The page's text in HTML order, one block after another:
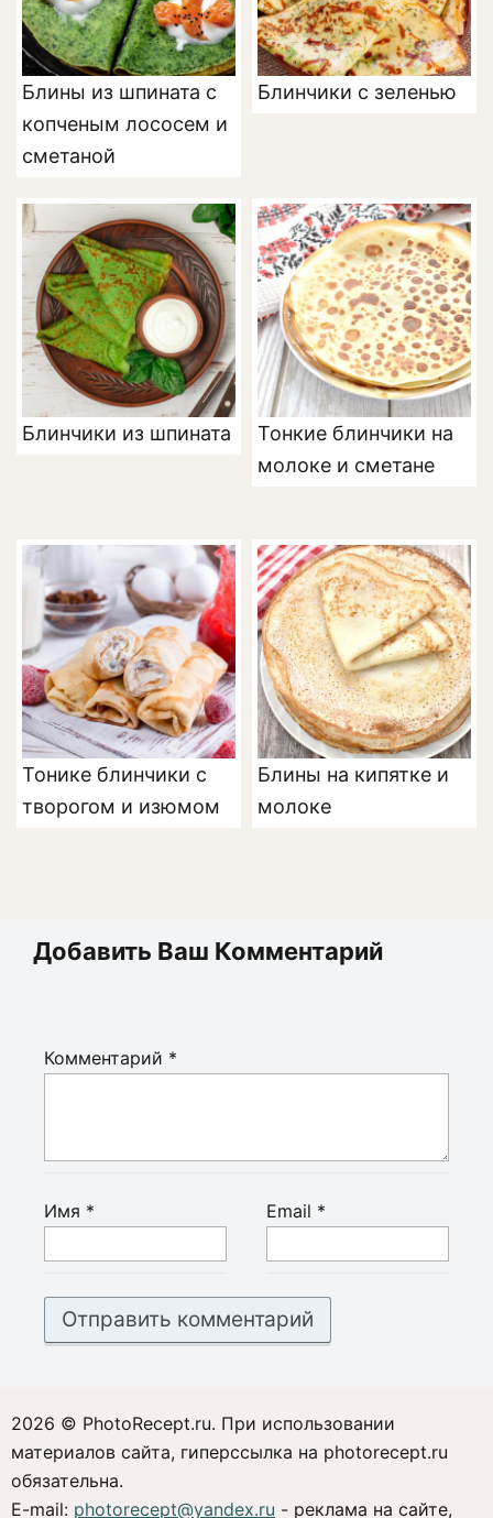
Блины из шпината с
копченым лососем и
сметаной
Блинчики с зеленью
Блинчики из шпината
Тонкие блинчики на
молоке и сметане
Тонике блинчики с
творогом и изюмом
Блины на кипятке и
молоке
Добавить Ваш Комментарий
Комментарий *
Имя * Email *
2026 © PhotoRecept.ru. При использовании
материалов сайта, гиперссылка на photorecept.ru
обязательна.
E-mail: photorecept@yandex.ru - реклама на сайте,